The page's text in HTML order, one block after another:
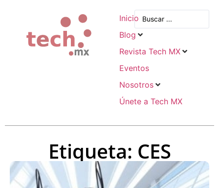
Inicio
Blog
Revista Tech MX
Eventos
Nosotros
Únete a Tech MX
Etiqueta: CES